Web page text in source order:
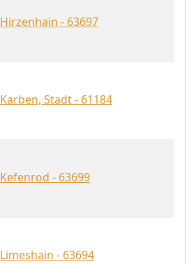
Hirzenhain - 63697
Karben, Stadt - 61184
Kefenrod - 63699
Limeshain - 63694